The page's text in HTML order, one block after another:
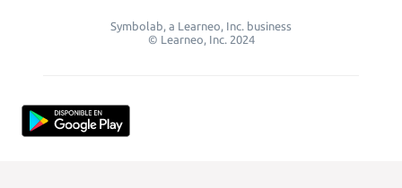
Symbolab, a Learneo, Inc. business
© Learneo, Inc. 2024